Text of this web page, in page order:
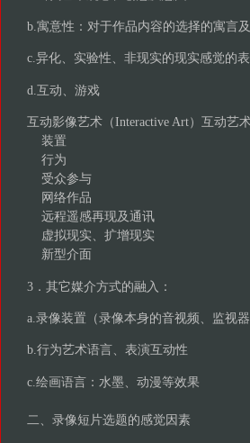
b.寓意性：对于作品内容的选择的寓言
c.异化、实验性、非现实的现实感觉的
d.互动、游戏
互动影像艺术（Interactive Art）互
装置
行为
受众参与
网络作品
远程遥感再现及通讯
虚拟现实、扩增现实
新型介面
3．其它媒介方式的融入：
a.录像装置（录像本身的音视频、监视
b.行为艺术语言、表演互动性
c.绘画语言：水墨、动漫等效果
二、录像短片选题的感觉因素